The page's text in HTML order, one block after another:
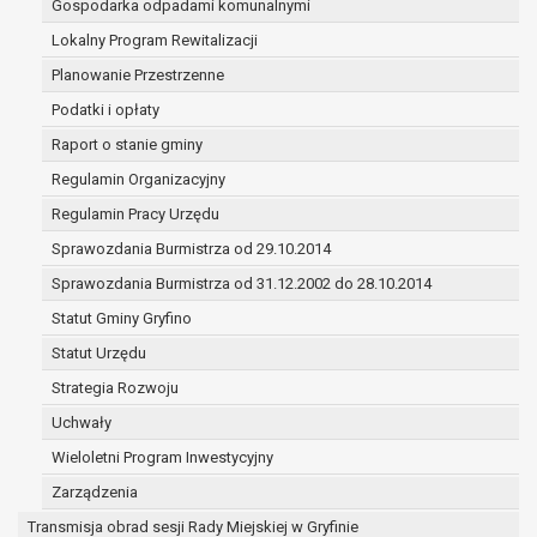
Gospodarka odpadami komunalnymi
Lokalny Program Rewitalizacji
Planowanie Przestrzenne
Podatki i opłaty
Raport o stanie gminy
Regulamin Organizacyjny
Regulamin Pracy Urzędu
Sprawozdania Burmistrza od 29.10.2014
Sprawozdania Burmistrza od 31.12.2002 do 28.10.2014
Statut Gminy Gryfino
Statut Urzędu
Strategia Rozwoju
Uchwały
Wieloletni Program Inwestycyjny
Zarządzenia
Transmisja obrad sesji Rady Miejskiej w Gryfinie
(merytorycznych), a także obowiązków i
zadań zleconych przez instytucje
nadrzędne wobec Gminy;
zawarcia i realizacji umów;
ochrony żywotnych interesów osoby, której
dane dotyczą, lub innej osoby fizycznej;
wykonania zadania realizowanego w
interesie publicznym lub w ramach
sprawowania władzy publicznej
powierzonej administratorowi;
w pozostałych przypadkach dane osobowe
przetwarzane są wyłącznie na podstawie
wcześniej udzielonej zgody w zakresie i celu
określonym w treści zgody.
W związku z przetwarzaniem danych w celu
wskazanym w pkt. 3, dane osobowe mogą być
udostępniane innym upoważnionym odbiorcom lub
kategoriom odbiorców danych osobowych.
Odbiorcami mogą być:
podmioty, które przetwarzają dane